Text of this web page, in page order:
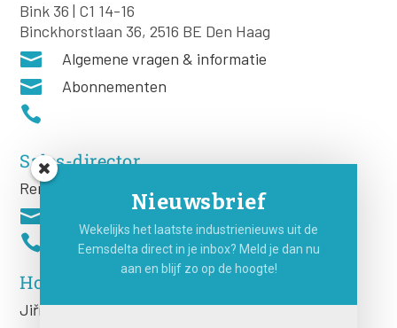
Bink 36 | C1 14-16
Binckhorstlaan 36, 2516 BE Den Haag
 Algemene vragen & informatie
 Abonnementen

Sales-director
Remco Rooij


Hoofdredacteur
JiříHartog
Nieuwsbrief
Wekelijks het laatste industrienieuws uit de
Eemsdelta direct in je inbox? Meld je dan nu
aan en blijf zo op de hoogte!